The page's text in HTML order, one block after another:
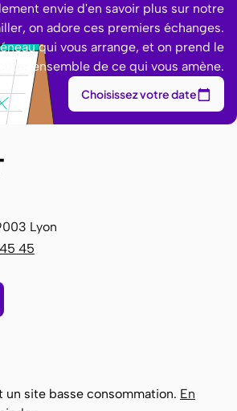
envie d'en savoir plus sur notre
on adore ces premiers échanges.
qui vous arrange, et on prend le
ensemble de ce qui vous amène.
Choisissez votre date
Lyon
45
site basse consommation. En